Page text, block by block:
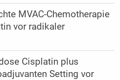
MVAC-Chemotherapie
vor radikaler
Cisplatin plus
Setting vor